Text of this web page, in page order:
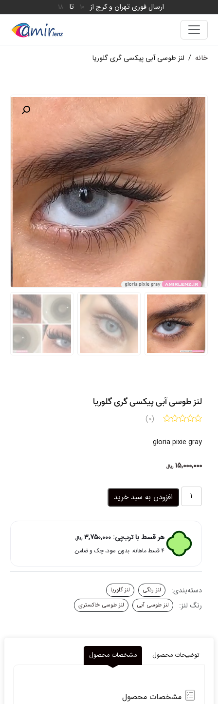
ارسال فوری تهران و کرج از 10 تا 18
خانه / لنز طوسی آبی پیکسی گری گلوریا
لنز طوسی آبی پیکسی گری گلوریا
(0)
gloria pixie gray
15,000,000 ریال
لنز
طوسی
گلوریا
افزودن به سبد خرید
هر قسط با ترب‌پی: 3,750,000 ریال
۴ قسط ماهانه. بدون سود، چک و ضامن.
دسته‌بندی: لنز رنگی لنز گلوریا
رنگ لنز: لنز طوسی آبی لنز طوسی خاکستری
توضیحات محصول مشخصات محصول
مشخصات محصول